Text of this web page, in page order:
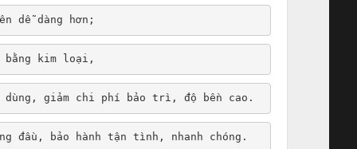
dễ dàng hơn;
bằng kim loại,
dùng, giảm chi phí bảo trì, độ bền cao.
đầu, bảo hành tận tình, nhanh chóng.